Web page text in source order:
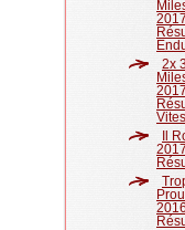
2x
Il